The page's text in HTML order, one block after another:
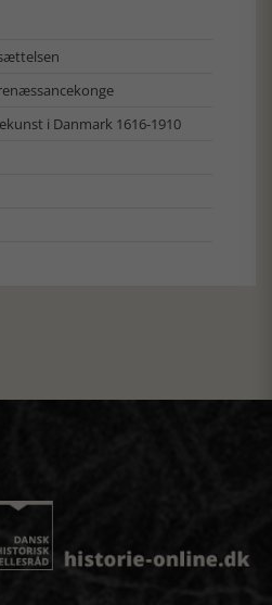
i Danmark 1616-1910